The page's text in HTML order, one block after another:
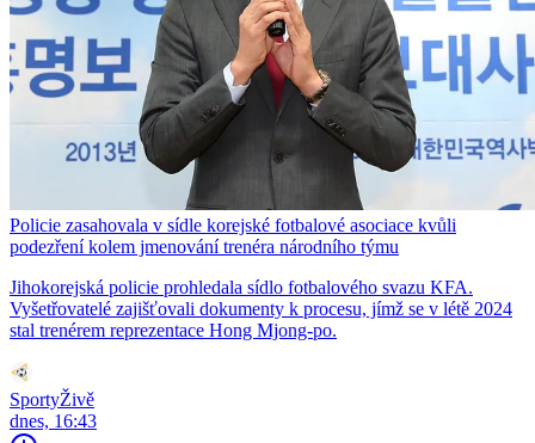
Policie zasahovala v sídle korejské fotbalové asociace kvůli
podezření kolem jmenování trenéra národního týmu
Jihokorejská policie prohledala sídlo fotbalového svazu KFA.
Vyšetřovatelé zajišťovali dokumenty k procesu, jímž se v létě 2024
stal trenérem reprezentace Hong Mjong-po.
SportyŽivě
dnes, 16:43